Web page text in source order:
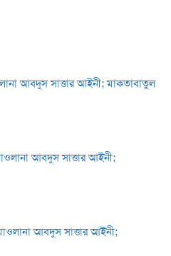
আবদুস সাত্তার আইনী; মাকতাবাতুল
আবদুস সাত্তার আইনী;
আবদুস সাত্তার আইনী;